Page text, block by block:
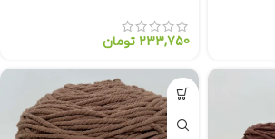
233,750 تومان